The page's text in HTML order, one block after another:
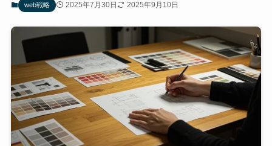
web戦略 2025年7月30日 2025年9月10日